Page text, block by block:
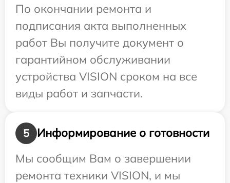
По окончании ремонта и
подписания акта выполненных
работ Вы получите документ о
гарантийном обслуживании
устройства VISION сроком на все
виды работ и запчасти.
5
Информирование о готовности
Мы сообщим Вам о завершении
ремонта техники VISION, и мы